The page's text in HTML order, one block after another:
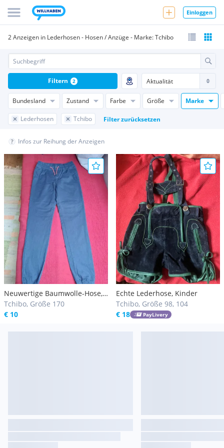
Einloggen
2 Anzeigen in Lederhosen - Hosen / Anzüge - Marke: Tchibo
Bundesland Zustand Farbe Größe Marke
Lederhosen Tchibo Filter zurücksetzen
Filtern 2
Infos zur Reihung der Anzeigen
Neuwertige Baumwolle-Hose,
Gr. 170!
Tchibo, Größe 170
€ 10
Echte Lederhose, Kinder
Tchibo, Größe 98, 104
€ 18
PayLivery